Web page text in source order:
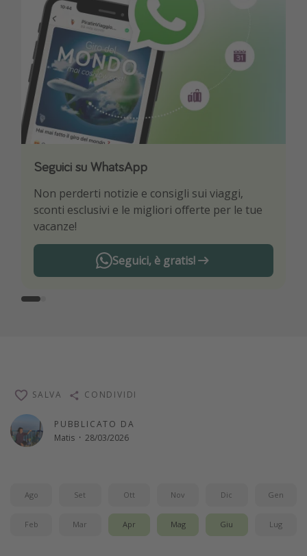
Seguici su WhatsApp
Non perderti notizie e consigli sui viaggi,
sconti esclusivi e le migliori offerte per le tue
vacanze!
Seguici, è gratis!
Scarica la nostra App
Sii il primo a conoscere le migliori offerte di
viaggio
PUBBLICATO DA
Matis · 28/03/2026
SALVA CONDIVIDI
Ago Set Ott Nov Dic Gen
Feb Mar Apr Mag Giu Lug